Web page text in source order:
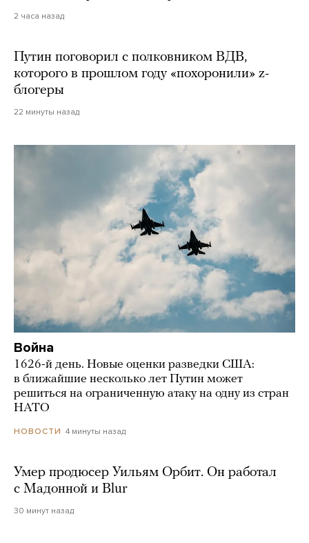
2 часа назад
Путин поговорил с полковником ВДВ,
которого в прошлом году «похоронили» z-
блогеры
22 минуты назад
Война
1626-й день. Новые оценки разведки США:
в ближайшие несколько лет Путин может
решиться на ограниченную атаку на одну из стран
НАТО
НОВОСТИ 4 минуты назад
Умер продюсер Уильям Орбит. Он работал
с Мадонной и Blur
30 минут назад